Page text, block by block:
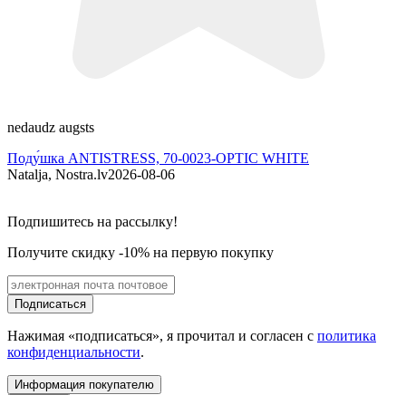
nedaudz augsts
Поду́шка ANTISTRESS, 70-0023-OPTIC WHITE
Natalja, Nostra.lv2026-08-06
Подпишитесь на рассылку!
Получите скидку -10% на первую покупку
Подписаться
Нажимая «подписаться», я прочитал и согласен с политика
конфиденциальности.
Информация покупателю